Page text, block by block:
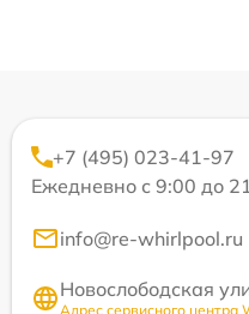
+7 (495) 023-41-97
Ежедневно с 9:00 до
info@re-whirlpool.ru
Новослободская
Адрес сервисного центра